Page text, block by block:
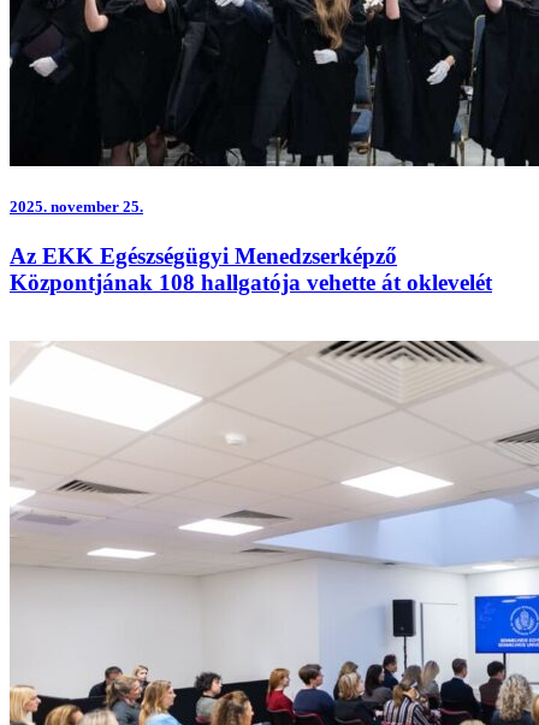
2025. november 25.
Az EKK Egészségügyi Menedzserképző
Központjának 108 hallgatója vehette át oklevelét